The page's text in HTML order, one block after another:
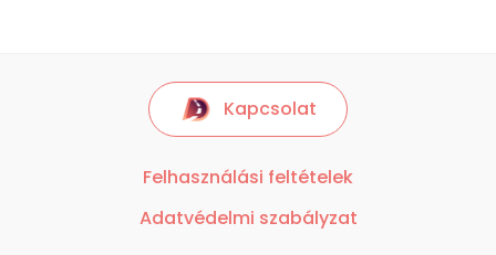
Kapcsolat
Felhasználási feltételek
Adatvédelmi szabályzat